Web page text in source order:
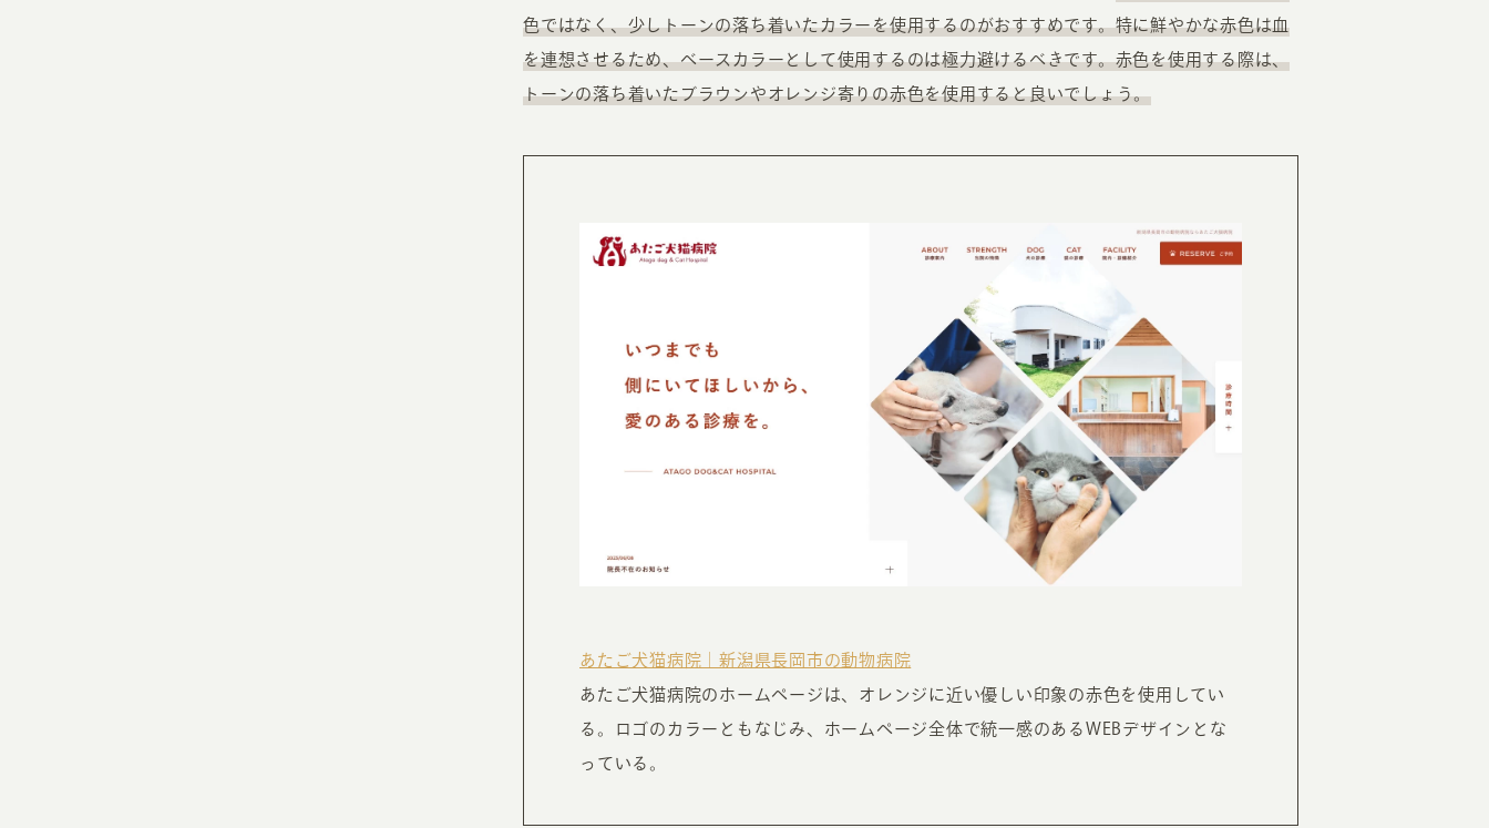
色ではなく、少しトーンの落ち着いたカラーを使用するのがおすすめです。特に鮮やかな赤色は血
を連想させるため、ベースカラーとして使用するのは極力避けるべきです。赤色を使用する際は、
トーンの落ち着いたブラウンやオレンジ寄りの赤色を使用すると良いでしょう。
あたご犬猫病院｜新潟県長岡市の動物病院
あたご犬猫病院のホームページは、オレンジに近い優しい印象の赤色を使用してい
る。ロゴのカラーともなじみ、ホームページ全体で統一感のあるWEBデザインとな
っている。